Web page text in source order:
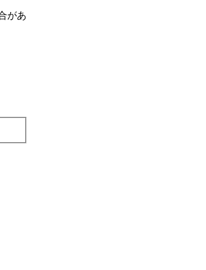
があ